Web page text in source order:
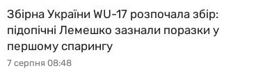
7 серпня 08:48
Збірна України WU-17 розпочала збір:
підопічні Лемешко зазнали поразки у
першому спарингу